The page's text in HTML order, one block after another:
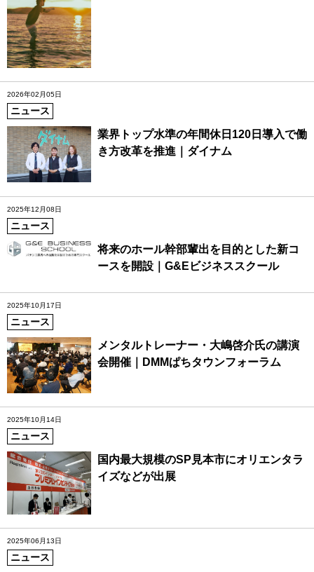
2026年02月05日
ニュース
業界トップ水準の年間休日120日導入で働
き方改革を推進｜ダイナム
2025年12月08日
ニュース
将来のホール幹部輩出を目的とした新コ
ースを開設｜G&Eビジネススクール
2025年10月17日
ニュース
メンタルトレーナー・大嶋啓介氏の講演
会開催｜DMMぱちタウンフォーラム
2025年10月14日
ニュース
国内最大規模のSP見本市にオリエンタラ
イズなどが出展
2025年06月13日
ニュース